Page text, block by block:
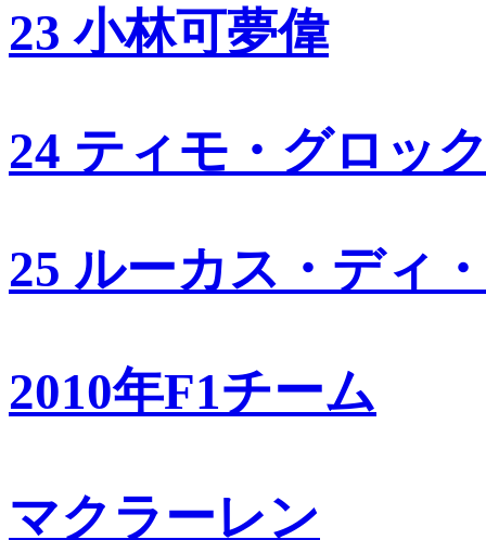
23 小林可夢偉
24 ティモ・グロッ
25 ルーカス・ディ
2010年F1チーム
マクラーレン